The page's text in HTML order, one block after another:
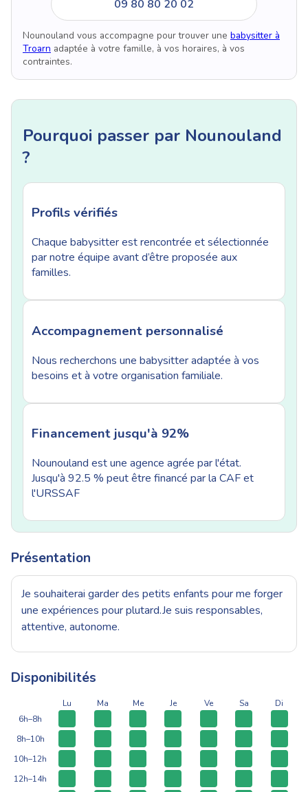
09 80 80 20 02
Nounouland vous accompagne pour trouver une babysitter à
Troarn adaptée à votre famille, à vos horaires, à vos
contraintes.
Pourquoi passer par Nounouland
?
Profils vérifiés
Chaque babysitter est rencontrée et sélectionnée
par notre équipe avant d’être proposée aux
familles.
Accompagnement personnalisé
Nous recherchons une babysitter adaptée à vos
besoins et à votre organisation familiale.
Financement jusqu'à 92%
Nounouland est une agence agrée par l'état.
Jusqu'à 92.5 % peut être financé par la CAF et
l'URSSAF
Présentation
Je souhaiterai garder des petits enfants pour me forger
une expériences pour plutard.Je suis responsables,
attentive, autonome.
Disponibilités
Lu Ma Me Je Ve Sa
Di
6h–8h
8h–10h
10h–12h
12h–14h